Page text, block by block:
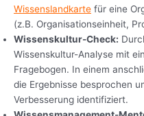
Wissenslandkarte für eine
(z.B. Organisationseinheit,
Wissenskultur-Check:
Wissenskultur-Analyse mit
Fragebogen. In einem
die Ergebnisse besprochen
Verbesserung identifiziert.